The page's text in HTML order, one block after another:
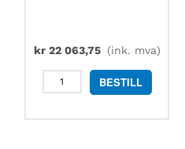
kr22 063,75 (ink. mva)
Hanna
HI98195
BESTILL